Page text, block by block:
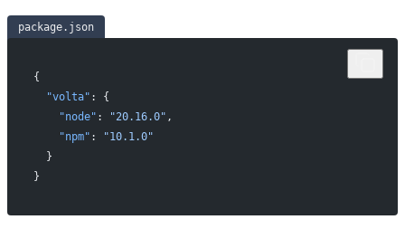
package.json
{
  "volta"
: {
    "node"
: "20.16.0" ,
    "npm"
:
"10.1.0"
  }
}